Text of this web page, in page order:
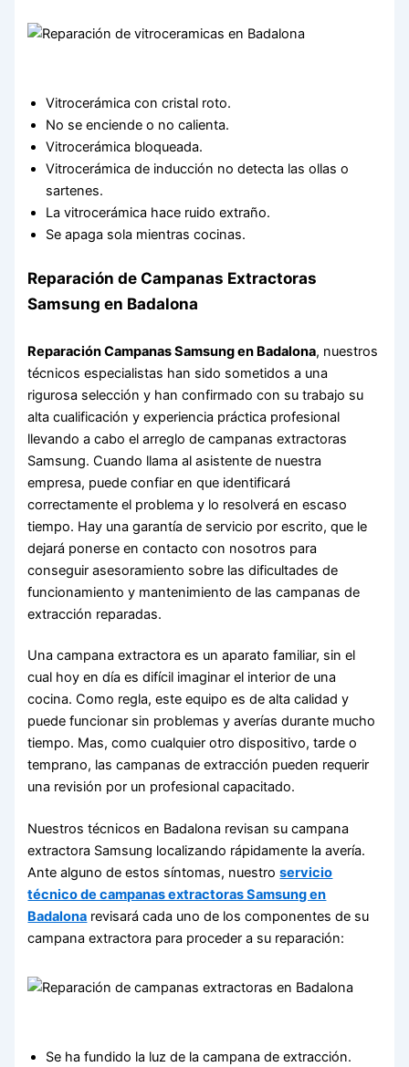
Vitrocerámica con cristal roto.
No se enciende o no calienta.
Vitrocerámica bloqueada.
Vitrocerámica de inducción no detecta las ollas o
sartenes.
La vitrocerámica hace ruido extraño.
Se apaga sola mientras cocinas.
Reparación de Campanas Extractoras
Samsung en Badalona
Reparación Campanas Samsung en Badalona, nuestros
técnicos especialistas han sido sometidos a una
rigurosa selección y han confirmado con su trabajo su
alta cualificación y experiencia práctica profesional
llevando a cabo el arreglo de campanas extractoras
Samsung. Cuando llama al asistente de nuestra
empresa, puede confiar en que identificará
correctamente el problema y lo resolverá en escaso
tiempo. Hay una garantía de servicio por escrito, que le
dejará ponerse en contacto con nosotros para
conseguir asesoramiento sobre las dificultades de
funcionamiento y mantenimiento de las campanas de
extracción reparadas.
Una campana extractora es un aparato familiar, sin el
cual hoy en día es difícil imaginar el interior de una
cocina. Como regla, este equipo es de alta calidad y
puede funcionar sin problemas y averías durante mucho
tiempo. Mas, como cualquier otro dispositivo, tarde o
temprano, las campanas de extracción pueden requerir
una revisión por un profesional capacitado.
Nuestros técnicos en Badalona revisan su campana
extractora Samsung localizando rápidamente la avería.
Ante alguno de estos síntomas, nuestroservicio
técnico de campanas extractoras Samsung en
Badalona revisará cada uno de los componentes de su
campana extractora para proceder a su reparación:
Se ha fundido la luz de la campana de extracción.